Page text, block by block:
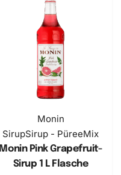
Monin
SirupSirup - PüreeMix
Monin Pink Grapefruit-
Sirup 1 L Flasche